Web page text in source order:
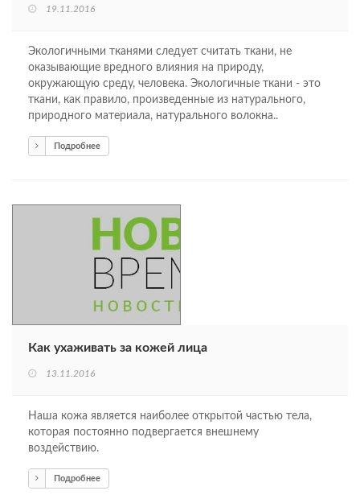
19.11.2016
Экологичными тканями следует считать ткани, не
оказывающие вредного влияния на природу,
окружающую среду, человека. Экологичные ткани - это
ткани, как правило, произведенные из натурального,
природного материала, натурального волокна..
Подробнее
Как ухаживать за кожей лица
13.11.2016
Наша кожа является наиболее открытой частью тела,
которая постоянно подвергается внешнему
воздействию.
Подробнее